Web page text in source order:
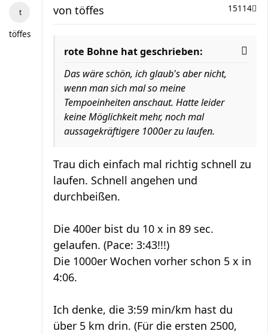
töffes
15114
von töffes
rote Bohne hat geschrieben:
Das wäre schön, ich glaub's aber nicht,
wenn man sich mal so meine
Tempoeinheiten anschaut. Hatte leider
keine Möglichkeit mehr, noch mal
aussagekräftigere 1000er zu laufen.
Trau dich einfach mal richtig schnell zu
laufen. Schnell angehen und
durchbeißen.
Die 400er bist du 10 x in 89 sec.
gelaufen. (Pace: 3:43!!!)
Die 1000er Wochen vorher schon 5 x in
4:06.
Ich denke, die 3:59 min/km hast du
über 5 km drin. (Für die ersten 2500,